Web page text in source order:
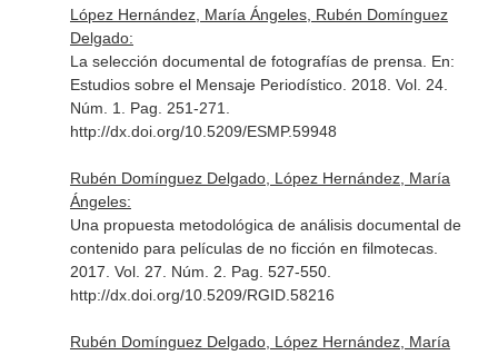
López Hernández, María Ángeles, Rubén Domínguez
Delgado:
La selección documental de fotografías de prensa. En:
Estudios sobre el Mensaje Periodístico. 2018. Vol. 24.
Núm. 1. Pag. 251-271.
http://dx.doi.org/10.5209/ESMP.59948
Rubén Domínguez Delgado, López Hernández, María
Ángeles:
Una propuesta metodológica de análisis documental de
contenido para películas de no ficción en filmotecas.
2017. Vol. 27. Núm. 2. Pag. 527-550.
http://dx.doi.org/10.5209/RGID.58216
Rubén Domínguez Delgado, López Hernández, María